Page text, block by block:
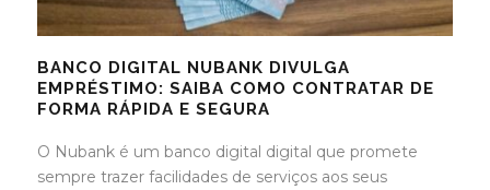
BANCO DIGITAL NUBANK DIVULGA
EMPRÉSTIMO: SAIBA COMO CONTRATAR DE
FORMA RÁPIDA E SEGURA
O Nubank é um banco digital digital que promete
sempre trazer facilidades de serviços aos seus